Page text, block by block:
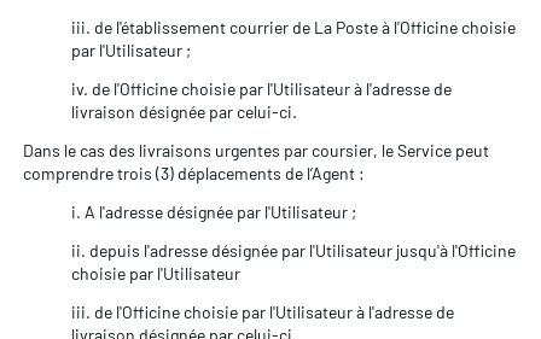
iii. de l'établissement courrier de La Poste à l'Officine choisie
par l'Utilisateur ;
iv. de l'Officine choisie par l'Utilisateur à l'adresse de
livraison désignée par celui-ci.
Dans le cas des livraisons urgentes par coursier, le Service peut
comprendre trois (3) déplacements de l’Agent :
i. A l'adresse désignée par l'Utilisateur ;
ii. depuis l'adresse désignée par l'Utilisateur jusqu'à l'Officine
choisie par l'Utilisateur
iii. de l'Officine choisie par l'Utilisateur à l'adresse de